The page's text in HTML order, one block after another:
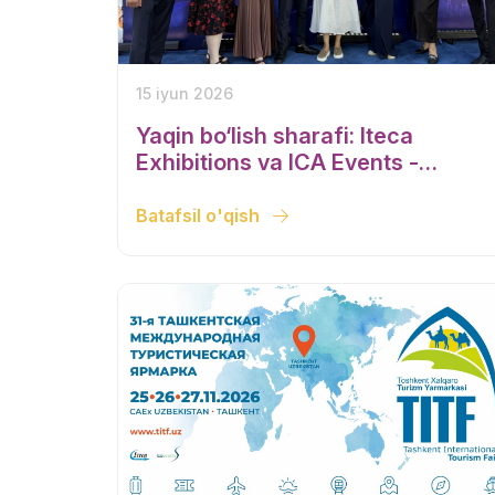
15 iyun 2026
Yaqin bo‘lish sharafi: Iteca
Exhibitions va ICA Events -
homiylari
Batafsil o'qish